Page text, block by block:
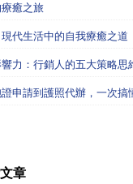
癒之旅
代生活中的自我療癒之道
力：行銷人的五大策略思
申請到護照代辦，一次搞
章